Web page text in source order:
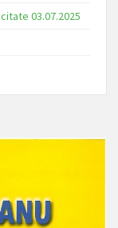
03.07.2025